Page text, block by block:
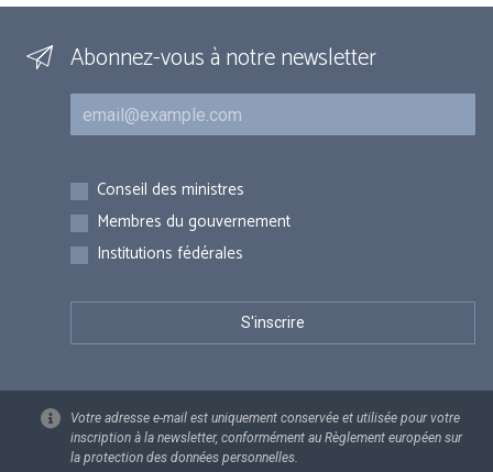
Abonnez-vous à notre newsletter
Courriel
Inscriptions
Conseil des ministres
Membres du gouvernement
Institutions fédérales
Votre adresse e-mail est uniquement conservée et utilisée pour votre
inscription à la newsletter, conformément au Règlement européen sur
la protection des données personnelles.